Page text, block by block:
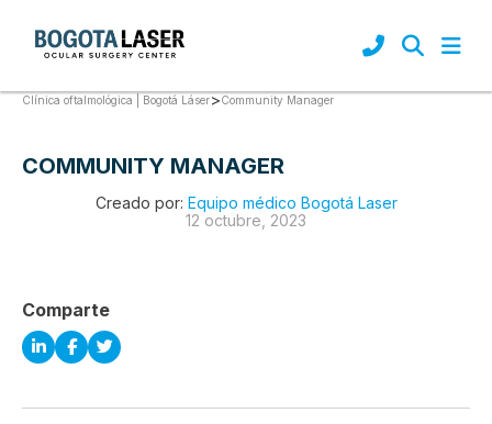
Clínica oftalmológica | Bogotá Láser>Community Manager
COMMUNITY MANAGER
Creado por: Equipo médico Bogotá Laser
12 octubre, 2023
Comparte